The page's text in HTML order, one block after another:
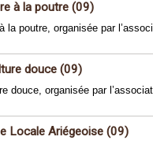
à la poutre (09)
la poutre, organisée par
douce (09)
douce, organisée par
Locale Ariégeoise (09)